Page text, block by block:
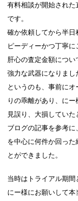
有料相談が開始され
です。
確か依頼してから半日
ピーディーかつ丁寧に
肝心の査定金額につ
強力な武器になりまし
というのも、事前に
りの乖離があり、に
見誤り、大損していた
ブログの記事を参考
を中心に何件か回った
とができました。
当時はトライアル期間
にー様にお願いして本